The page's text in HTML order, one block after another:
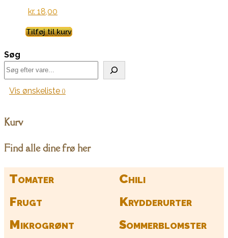
kr. 18,00
Tilføj til kurv
Søg
Vis ønskeliste
Kurv
Find alle dine frø her
Tomater
Chili
Frugt
Krydderurter
Mikrogrønt
Sommerblomster